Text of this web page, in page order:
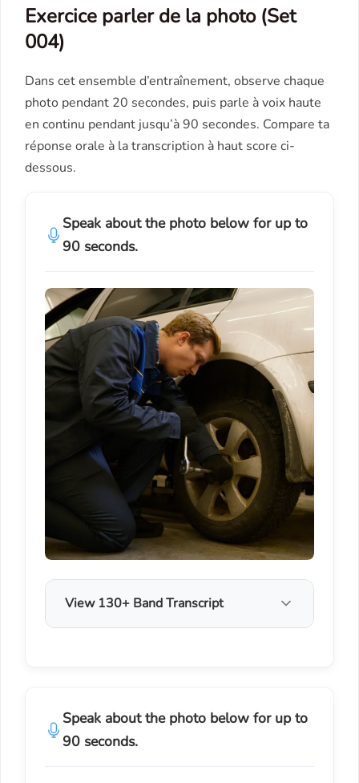
Exercice parler de la photo (Set
004)
Dans cet ensemble d’entraînement, observe chaque
photo pendant 20 secondes, puis parle à voix haute
en continu pendant jusqu’à 90 secondes. Compare ta
réponse orale à la transcription à haut score ci-
dessous.
Speak about the photo below for up to
90 seconds.
View 130+ Band Transcript
Speak about the photo below for up to
90 seconds.